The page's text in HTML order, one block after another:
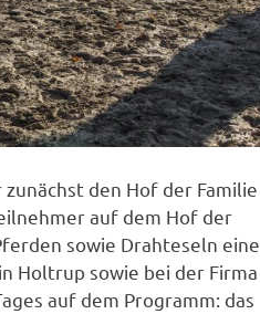
den Hof der Familie
auf dem Hof der
sowie Drahteseln eine
Holtrup sowie bei der Firma
auf dem Programm: das